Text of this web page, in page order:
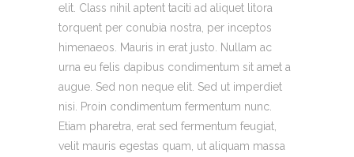
elit. Class nihil aptent taciti ad aliquet litora
torquent per conubia nostra, per inceptos
himenaeos. Mauris in erat justo. Nullam ac
urna eu felis dapibus condimentum sit amet a
augue. Sed non neque elit. Sed ut imperdiet
nisi. Proin condimentum fermentum nunc.
Etiam pharetra, erat sed fermentum feugiat,
velit mauris egestas quam, ut aliquam massa